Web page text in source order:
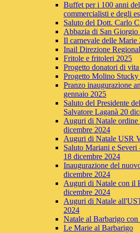
Buffet per i 100 anni
commercialisti e degli
Saluto del Dott. Carlo
Abbazia di San
Il carnevale delle Marie
Inail Direzione
Fritole e fritoleri 2025
Progetto donatori di
Progetto Molino
Pranzo inaugurazione
gennaio 2025
Saluto del Presidente
Salvatore Laganà 20
Auguri di Natale
dicembre 2024
Auguri di Natale USR
Saluto Mariani e Severi
18 dicembre 2024
Inaugurazione del
dicembre 2024
Auguri di Natale con il
dicembre 2024
Auguri di Natale
2024
Natale al Barbarigo
Le Marie al Barbarigo